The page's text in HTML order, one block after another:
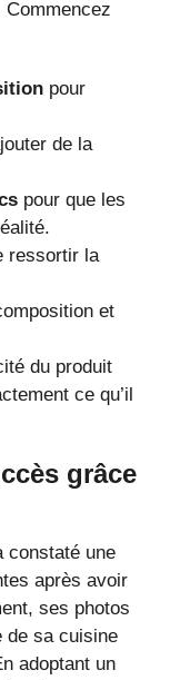
Commencez
pour
de la
pour que les
ressortir la
et
du produit
ce qu’il
grâce
constaté une
après avoir
ses photos
de sa cuisine
adoptant un